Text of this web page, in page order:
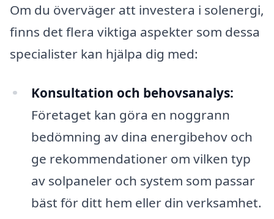
Om du överväger att investera i solenergi,
finns det flera viktiga aspekter som dessa
specialister kan hjälpa dig med:
Konsultation och behovsanalys:
Företaget kan göra en noggrann
bedömning av dina energibehov och
ge rekommendationer om vilken typ
av solpaneler och system som passar
bäst för ditt hem eller din verksamhet.